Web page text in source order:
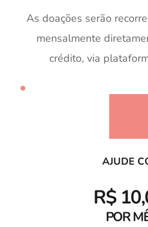
As doações serão
mensalmente
crédito, via
AJUDE
R$
POR